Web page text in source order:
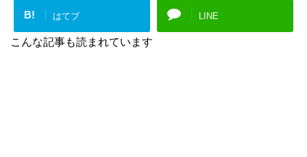
B! はてブ LINE
こんな記事も読まれています